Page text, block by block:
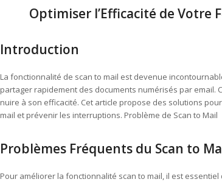
Optimiser l’Efficacité de Votre
Introduction
La fonctionnalité de scan to mail est devenue
partager rapidement des documents numérisés par
nuire à son efficacité. Cet article propose des solutions
mail et prévenir les interruptions. Problème de Scan to Mail
Problèmes Fréquents du Scan to
Pour améliorer la fonctionnalité scan to mail, il est